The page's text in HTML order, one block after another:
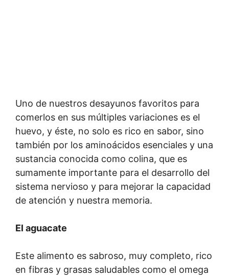
Uno de nuestros desayunos favoritos para
comerlos en sus múltiples variaciones es el
huevo, y éste, no solo es rico en sabor, sino
también por los aminoácidos esenciales y una
sustancia conocida como colina, que es
sumamente importante para el desarrollo del
sistema nervioso y para mejorar la capacidad
de atención y nuestra memoria.
El aguacate
Este alimento es sabroso, muy completo, rico
en fibras y grasas saludables como el omega